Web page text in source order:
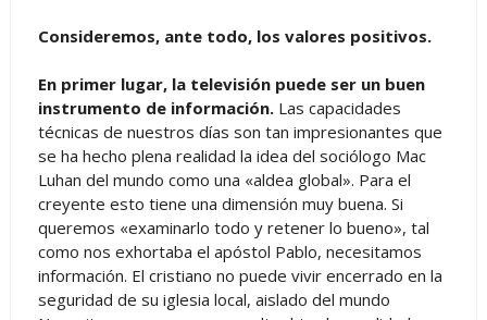
Consideremos, ante todo, los valores positivos.
En primer lugar, la televisión puede ser un buen
instrumento de información.Las capacidades
técnicas de nuestros días son tan impresionantes que
se ha hecho plena realidad la idea del sociólogo Mac
Luhan del mundo como una «aldea global». Para el
creyente esto tiene una dimensión muy buena. Si
queremos «examinarlo todo y retener lo bueno», tal
como nos exhortaba el apóstol Pablo, necesitamos
información. El cristiano no puede vivir encerrado en la
seguridad de su iglesia local, aislado del mundo